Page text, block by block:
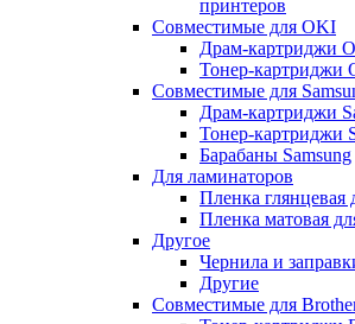
принтеров
Совместимые для OKI
Драм-картриджи
Тонер-картриджи
Совместимые для
Драм-картриджи
Тонер-картриджи
Барабаны Samsung
Для ламинаторов
Пленка глянцевая
Пленка матовая
Другое
Чернила и
Другие
Совместимые для